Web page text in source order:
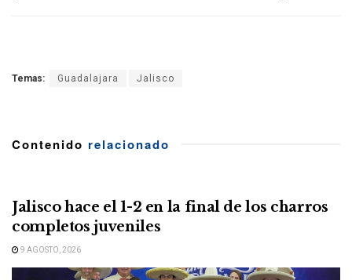
Temas: Guadalajara Jalisco
Contenido relacionado
Jalisco hace el 1-2 en la final de los charros
completos juveniles
9 AGOSTO, 2026